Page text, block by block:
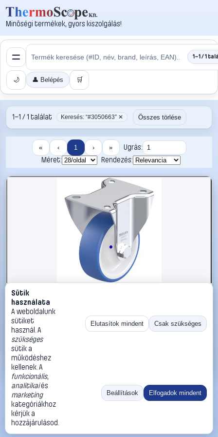
Minőségi termékek, gyors kiszolgálás!
1–1 / 1
🌙 👤 Belépés 🛒
1–1 / 1 találat Keresés: “#3050663” ✕ Összes törlése
« ‹ 1 › »
Ugrás:
Méret:
Rendezés:
#3050663
Blickle 947867 BK-POTHS 100XKA-1 Acéllemez rögzített
görgő KerékØ: 100 mm Teherbírás (max.): 200 kg 1 db
Blickle Görgők, kerekek
29 990 Ft
Kosárba
«
Ugrás:
Méret:
Rendezés:
©2026
ThermoScope
ÁSZF
Cégbemutató
Sütik
használata
A weboldalunk
sütiket
használ. A
szükséges
sütik a
működéshez
kellenek. A
funkcionális,
analitikaiés
marketing
kategóriákhoz
kérjük a
hozzájárulásod.
Elutasítok mindent Csak szükséges
Beállítások Elfogadok mindent